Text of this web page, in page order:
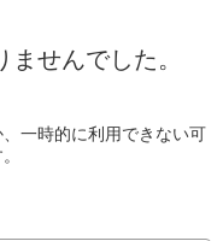
せんでした。
一時的に利用できない可